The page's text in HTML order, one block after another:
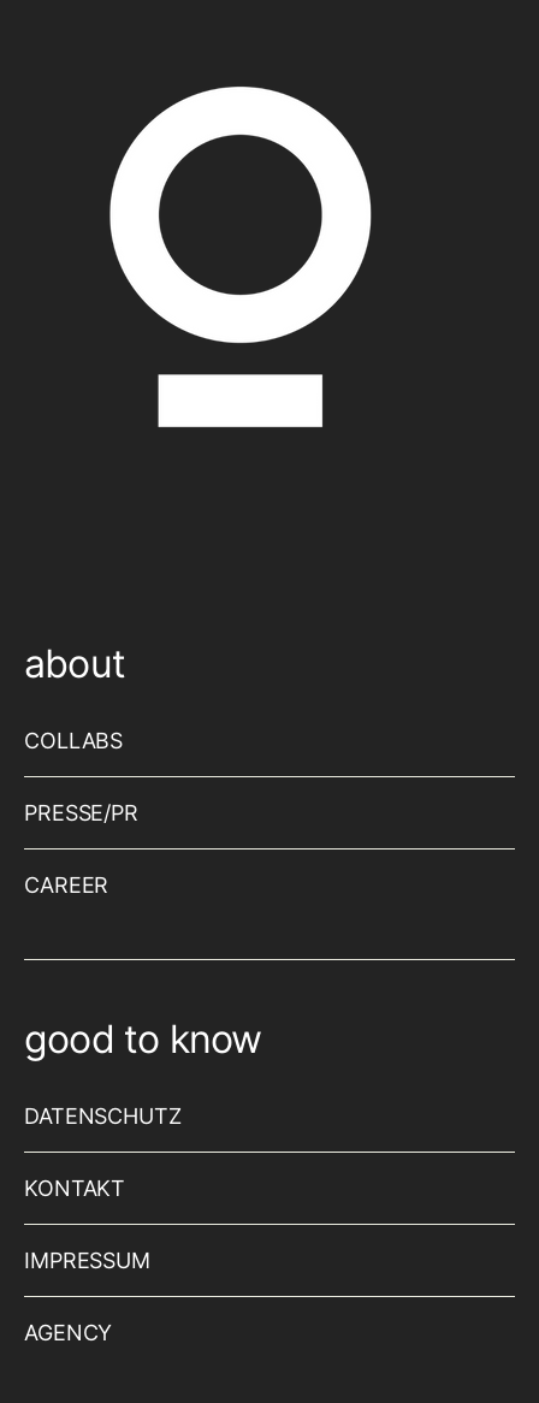
about
COLLABS
PRESSE/PR
CAREER
good to know
DATENSCHUTZ
KONTAKT
IMPRESSUM
AGENCY